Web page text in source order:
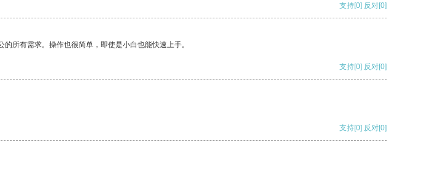
支持[0] 反对[0]
所有需求。操作也很简单，即使是小白也能快速上手。
支持[0] 反对[0]
支持[0] 反对[0]